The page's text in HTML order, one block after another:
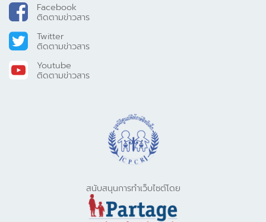
Facebook
ติดตามข่าวสาร
Twitter
ติดตามข่าวสาร
Youtube
ติดตามข่าวสาร
สนับสนุนการทำเว็บไซต์โดย